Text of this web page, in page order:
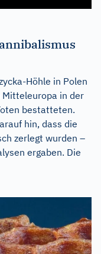
Höhle in Polen
Mitteleuropa in der
bestatteten.
hin, dass die
zerlegt wurden –
ergaben. Die